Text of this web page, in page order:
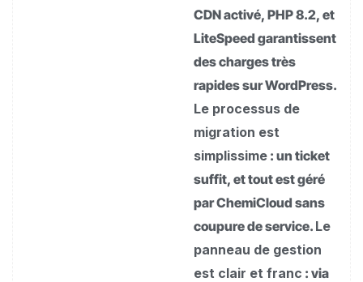
CDN activé, PHP 8.2, et
LiteSpeed garantissent
des charges très
rapides sur WordPress.
Le processus de
migration est
simplissime : un ticket
suffit, et tout est géré
par ChemiCloud sans
coupure de service. Le
panneau de gestion
est clair et franc : via